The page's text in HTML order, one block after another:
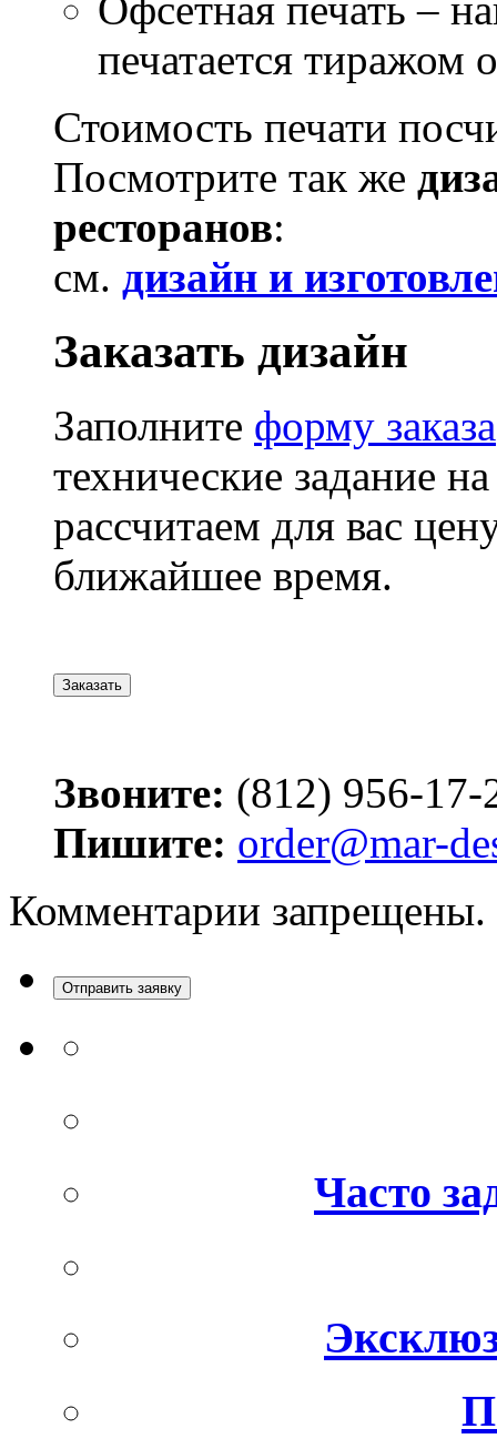
печатается тиражом
Стоимость печати
Посмотрите так же
ресторанов:
см. дизайн и
Заказать дизайн
Заполните форму заказа
технические задание
рассчитаем для вас
ближайшее время.
Заказать
Звоните: (812) 956-17-
Пишите: order@mar-
Комментарии запрещены.
Отправить заявку
Часто